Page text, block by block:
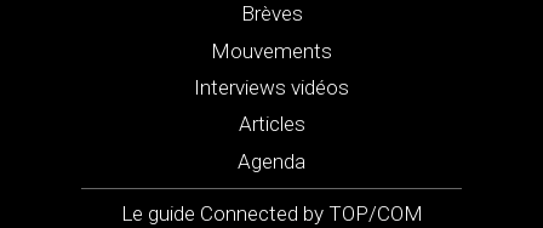
Brèves
Mouvements
Interviews vidéos
Articles
Agenda
Le guide Connected by TOP/COM